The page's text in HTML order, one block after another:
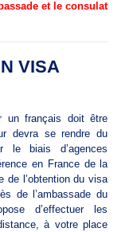
et le consulat
VISA
un français doit être
devra se rendre du
biais d’agences
en France de la
de l’obtention du visa
de l’ambassade du
d’effectuer les
à votre place